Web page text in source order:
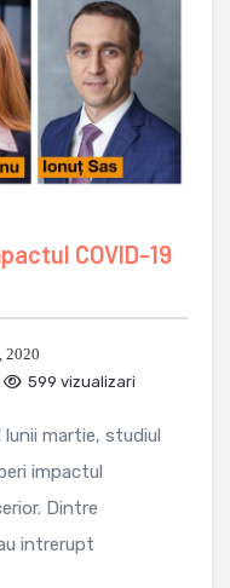
COVID-19
2020
599 vizualizari
lunii martie, studiul
impactul
Dintre
intrerupt